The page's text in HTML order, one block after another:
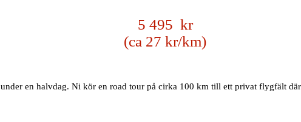
5 495 kr
(ca 27 kr/km)
under en halvdag. Ni kör en road tour på cirka 100 km till ett privat flygfält